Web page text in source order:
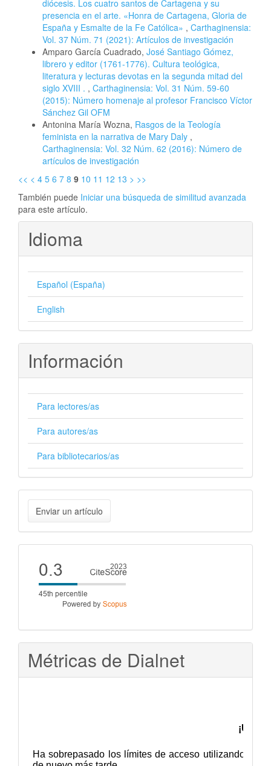
diócesis. Los cuatro santos de Cartagena y su
presencia en el arte. «Honra de Cartagena, Gloria de
España y Esmalte de la Fe Católica» , Carthaginensia:
Vol. 37 Núm. 71 (2021): Artículos de investigación
Amparo García Cuadrado, José Santiago Gómez,
librero y editor (1761-1776). Cultura teológica,
literatura y lecturas devotas en la segunda mitad del
siglo XVIII . , Carthaginensia: Vol. 31 Núm. 59-60
(2015): Número homenaje al profesor Francisco Víctor
Sánchez Gil OFM
Antonina María Wozna, Rasgos de la Teología
feminista en la narrativa de Mary Daly ,
Carthaginensia: Vol. 32 Núm. 62 (2016): Número de
artículos de investigación
<< < 4 5 6 7 8 9 10 11 12 13 > >>
También puede Iniciar una búsqueda de similitud avanzada
para este artículo.
Idioma
Español (España)
English
Información
Para lectores/as
Para autores/as
Para bibliotecarios/as
Enviar
un
artículo
Enviar un artículo
Cite
score
Métricas de Dialnet